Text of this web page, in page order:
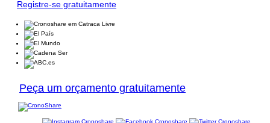
Registre-se gratuitamente
Peça um orçamento gratuitamente